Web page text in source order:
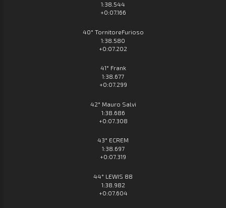
1:38.544
+0:07.166
40° TornitoreFurioso
1:38.580
+0:07.202
41° Frank
1:38.677
+0:07.299
42° Mauro Salvi
1:38.686
+0:07.308
43° ECREM
1:38.697
+0:07.319
44° LEWIS 88
1:38.982
+0:07.604